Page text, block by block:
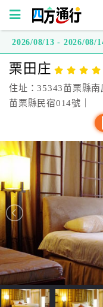
方
通
行
灣
訂
房
直
接
跟
飯
2026/08/13 - 2026/08/
栗田庄
住址：35343苗栗縣
苗栗縣民宿014號｜